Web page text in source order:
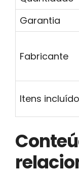
Garantia
Fabricante
Itens